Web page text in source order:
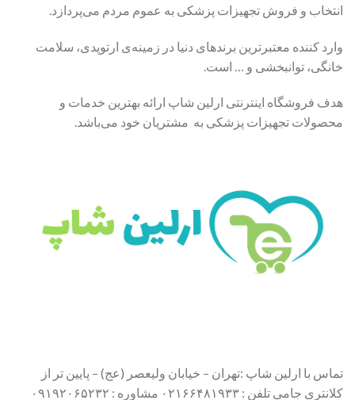
انتخاب و فروش تجهیزات پزشکی به عموم مردم می‌پردازد.
وارد کننده معتبرترین برندهای دنیا در زمینه‌ی ارتوپدی، سلامت
خانگی، توانبخشی و … است.
هدف فروشگاه اینترنتی ارلین شاپ ارائه بهترین خدمات و
محصولات تجهیزات پزشکی به مشتریان خود می‌باشد.
تماس با ارلین شاپ :تهران – خیابان ولیعصر (عج) – پایین تر از
کلانتری جامی تلفن : ۰۲۱۶۶۴۸۱۹۳۳ مشاوره : ۰۹۱۹۲۰۶۵۲۳۲